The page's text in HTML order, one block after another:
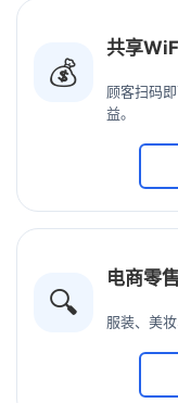
💰
共享
顾客扫码
益。
🔍
电商零
服装、美